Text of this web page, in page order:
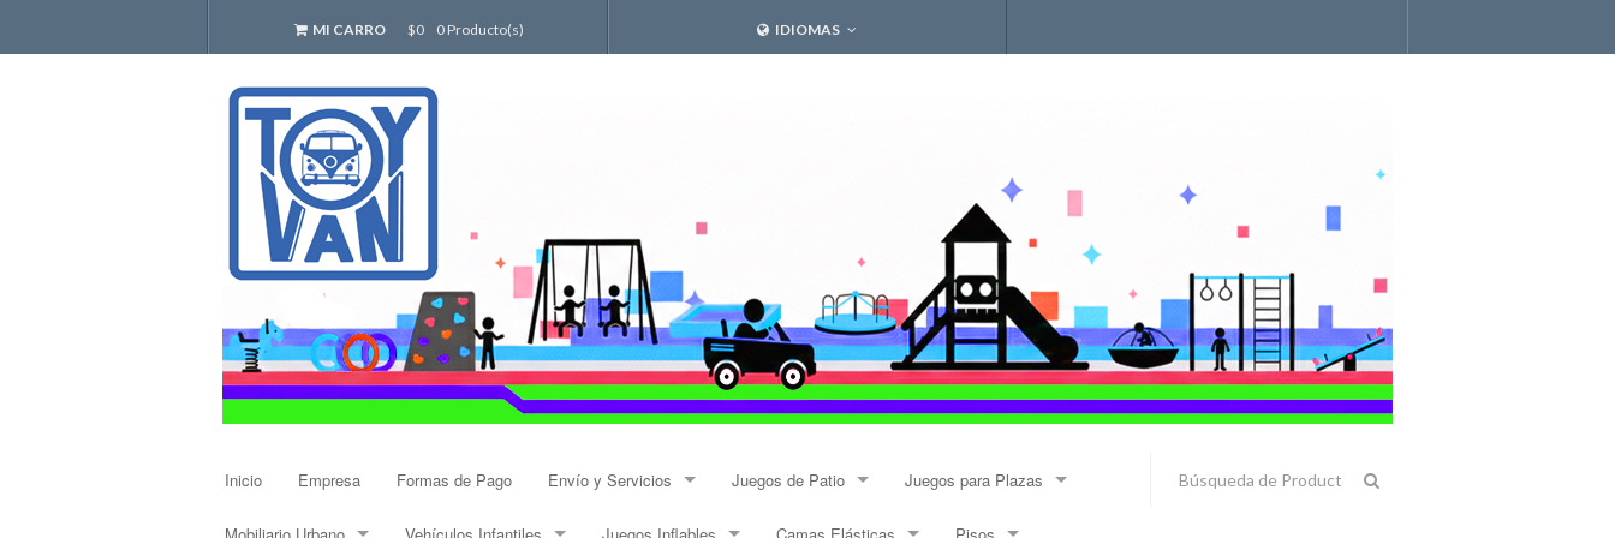
MI CARRO $0 0 Producto(s) IDIOMAS
Inicio Empresa Formas de Pago Envío y Servicios Juegos de Patio Juegos para Plazas